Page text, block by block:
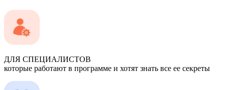
ДЛЯ СПЕЦИАЛИСТОВ
которые работают в программе и хотят знать все ее секреты